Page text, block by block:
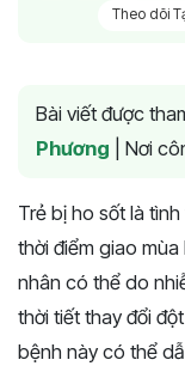
Theo dõi
Bài viết được
Phương
Nơi
Trẻ bị ho sốt là
thời điểm giao
nhân có thể do
thời tiết thay đổi
bệnh này có thể